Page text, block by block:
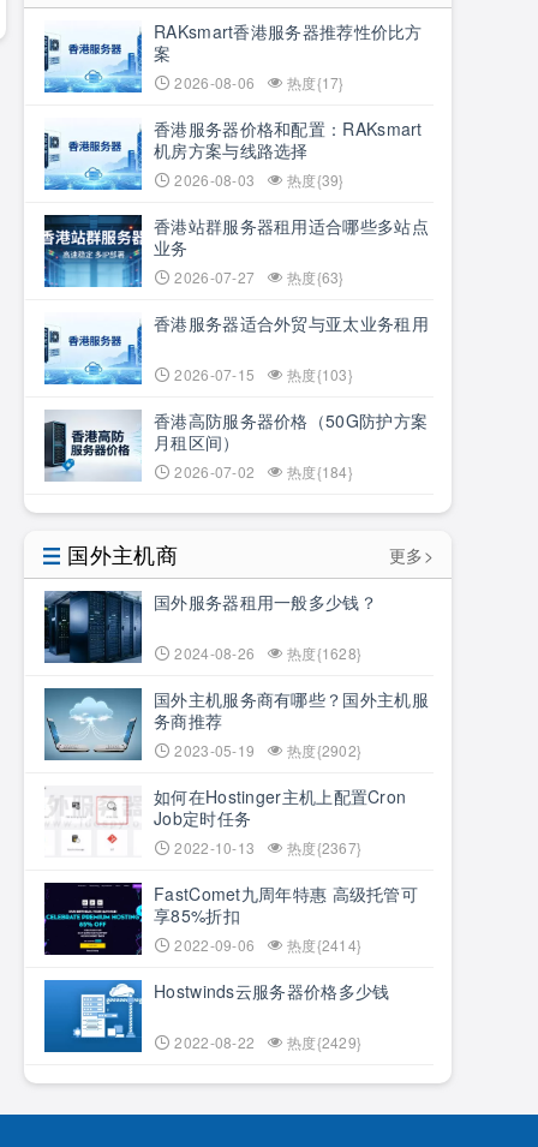
RAKsmart香港服务器推荐性价比方
案
2026-08-06 热度{17}
香港服务器价格和配置：RAKsmart
机房方案与线路选择
2026-08-03 热度{39}
香港站群服务器租用适合哪些多站点
业务
2026-07-27 热度{63}
香港服务器适合外贸与亚太业务租用
2026-07-15 热度{103}
香港高防服务器价格（50G防护方案
月租区间）
2026-07-02 热度{184}
国外主机商
更多>
国外服务器租用一般多少钱？
2024-08-26 热度{1628}
国外主机服务商有哪些？国外主机服
务商推荐
2023-05-19 热度{2902}
如何在Hostinger主机上配置Cron
Job定时任务
2022-10-13 热度{2367}
FastComet九周年特惠 高级托管可
享85%折扣
2022-09-06 热度{2414}
Hostwinds云服务器价格多少钱
2022-08-22 热度{2429}